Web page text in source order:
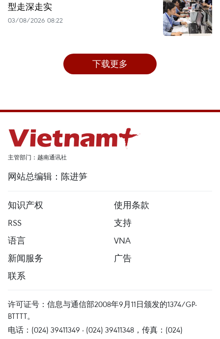
型走深走实
03/08/2026 08:22
下载更多
主管部门：越南通讯社
网站总编辑：陈进笋
知识产权
使用条款
RSS
支持
语言
VNA
新闻服务
广告
联系
许可证号：信息与通信部2008年9月11日颁发的1374/GP-
BTTTT。
电话：(024) 39411349 - (024) 39411348，传真：(024)